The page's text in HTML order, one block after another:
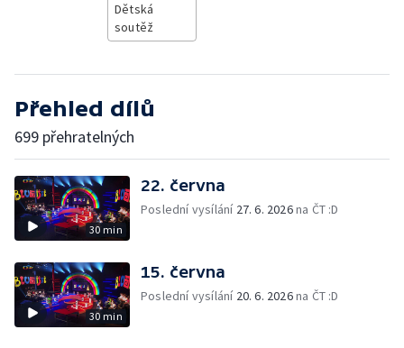
Dětská
soutěž
Přehled dílů
699 přehratelných
30 min
22. června
Poslední vysílání 27. 6. 2026na ČT :D
30 min
15. června
Poslední vysílání 20. 6. 2026na ČT :D